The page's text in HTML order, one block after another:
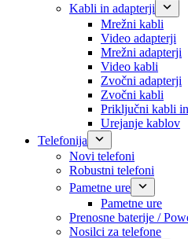
Kabli in adapterji
Mrežni kabli
Video adapterji
Mrežni adapterji
Video kabli
Zvočni adapterji
Zvočni kabli
Priključni kabli
Urejanje kablov
Telefonija
Novi telefoni
Robustni telefoni
Pametne ure
Pametne ure
Prenosne baterije /
Nosilci za telefone